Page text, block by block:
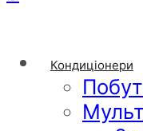
Кондиціонери